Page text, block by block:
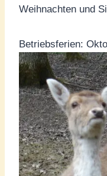
Weihnachten und
Betriebsferien: